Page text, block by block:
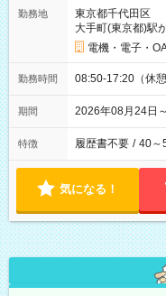
勤務地
東京都千代田区
大手町(東京都)駅
電機・電子・
勤務時間 08:50-17:20（休
期間 2026年08月24
特徴 履歴書不要 / 40～
気になる！